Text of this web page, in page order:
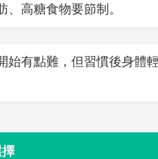
、高糖食物要節制。
始有點難，但習慣後身體